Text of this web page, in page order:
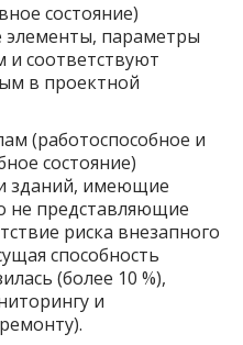
состояние)
элементы, параметры
соответствуют
в проектной
(работоспособное и
состояние)
зданий, имеющие
не представляющие
риска внезапного
способность
(более 10 %),
и